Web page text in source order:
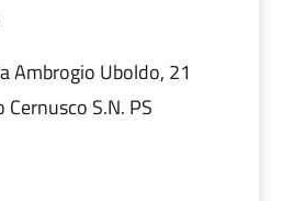
Ambrogio Uboldo, 21
S.N. PS